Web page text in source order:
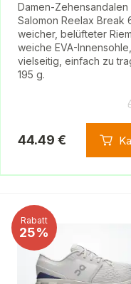
Damen-Zehensandalen
Salomon Reelax Break
weicher, belüfteter
weiche EVA-Innensohle,
vielseitig, einfach zu
195 g.
44.49 €
Rabatt
25%